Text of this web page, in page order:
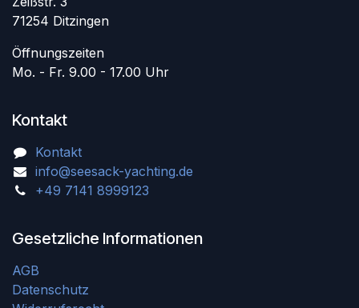
71254 Ditzingen
Öffnungszeiten
Mo. - Fr. 9.00 - 17.00 Uhr
Kontakt
Kontakt
info@seesack-yachting.de
+49 7141 8999123
Gesetzliche Informationen
AGB
Datenschutz